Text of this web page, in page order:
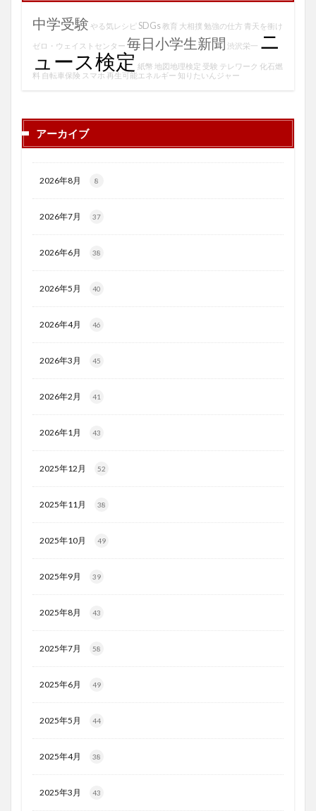
中学受験 やる気レシピ SDGs教育 大相撲 勉強の仕方 青天を衝け
ゼロ・ウェイストセンター 毎日小学生新聞 渋沢栄一 ニ
ュース検定 紙幣 地図地理検定 受験 テレワーク 化石燃
料 自転車保険 スマホ 再生可能エネルギー 知りたいんジャー
アーカイブ
2026年8月 8
2026年7月 37
2026年6月 38
2026年5月 40
2026年4月 46
2026年3月 45
2026年2月 41
2026年1月 43
2025年12月 52
2025年11月 38
2025年10月 49
2025年9月 39
2025年8月 43
2025年7月 58
2025年6月 49
2025年5月 44
2025年4月 38
2025年3月 43